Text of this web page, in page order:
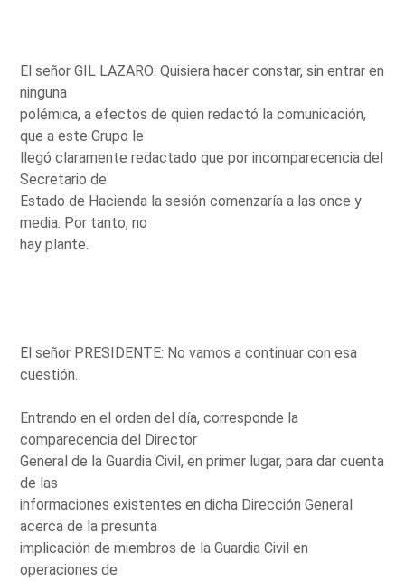
El señor GIL LAZARO: Quisiera hacer constar, sin entrar en
ninguna
polémica, a efectos de quien redactó la comunicación,
que a este Grupo le
llegó claramente redactado que por incomparecencia del
Secretario de
Estado de Hacienda la sesión comenzaría a las once y
media. Por tanto, no
hay plante.
El señor PRESIDENTE: No vamos a continuar con esa
cuestión.
Entrando en el orden del día, corresponde la
comparecencia del Director
General de la Guardia Civil, en primer lugar, para dar cuenta
de las
informaciones existentes en dicha Dirección General
acerca de la presunta
implicación de miembros de la Guardia Civil en
operaciones de